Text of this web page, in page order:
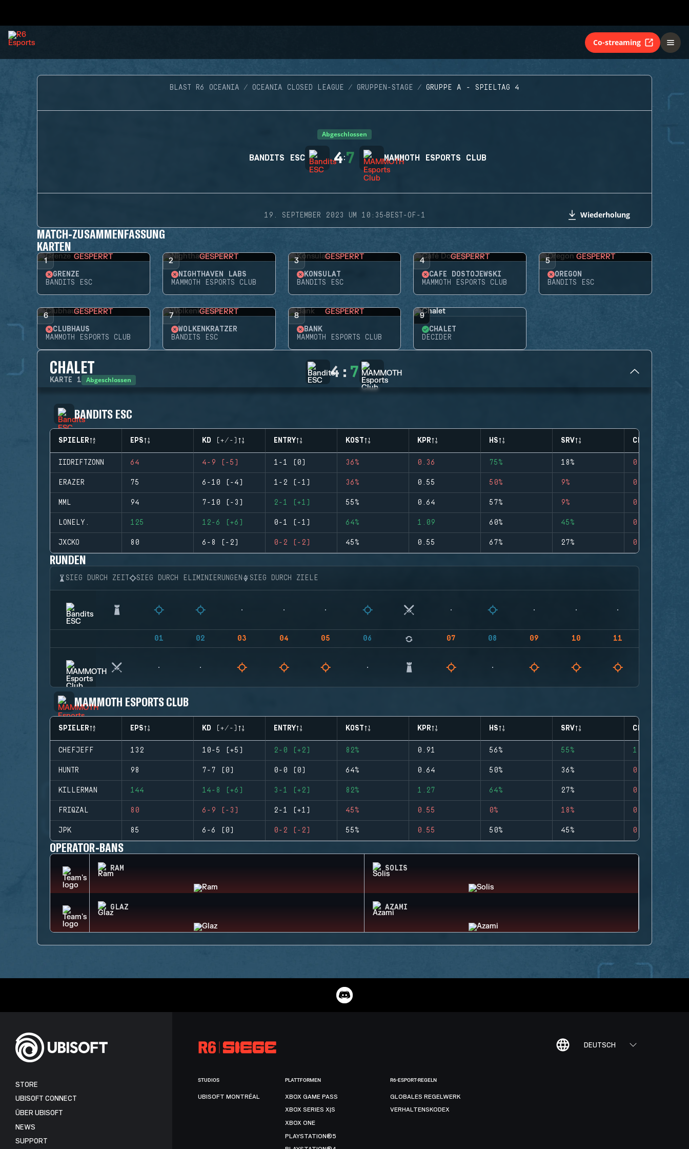
Co-streaming
BLAST R6 OCEANIA OCEANIA CLOSED LEAGUE GRUPPEN-STAGE GRUPPE A - SPIELTAG 4
Abgeschlossen
BANDITS ESC 4:7 MAMMOTH ESPORTS CLUB
19. SEPTEMBER 2023 UM 10:35·BEST-OF-1 Wiederholung
MATCH-ZUSAMMENFASSUNG
KARTEN
1 GESPERRT
GRENZE
BANDITS ESC
2 GESPERRT
NIGHTHAVEN LABS
MAMMOTH ESPORTS CLUB
3 GESPERRT
KONSULAT
BANDITS ESC
4 GESPERRT
CAFÉ DOSTOJEWSKI
MAMMOTH ESPORTS CLUB
5 GESPERRT
OREGON
BANDITS ESC
6 GESPERRT
CLUBHAUS
MAMMOTH ESPORTS CLUB
7 GESPERRT
WOLKENKRATZER
BANDITS ESC
8 GESPERRT
BANK
MAMMOTH ESPORTS CLUB
9
CHALET
DECIDER
CHALET
KARTE 1 Abgeschlossen 4 : 7
BANDITS ESC
SPIELER EPS KD (+/-) ENTRY KOST KPR HS SRV CLUTCHES
IIDRIFTZONN 64 4-9 (-5) 1-1 (0) 36% 0.36 75% 18% 0
ERAZER 75 6-10 (-4) 1-2 (-1) 36% 0.55 50% 9% 0
MML 94 7-10 (-3) 2-1 (+1) 55% 0.64 57% 9% 0
LONELY. 125 12-6 (+6) 0-1 (-1) 64% 1.09 60% 45% 0
JXCKO 80 6-8 (-2) 0-2 (-2) 45% 0.55 67% 27% 0
RUNDEN
SIEG DURCH ZEIT SIEG DURCH ELIMINIERUNGEN SIEG DURCH ZIELE
01 02 03 04 05 06 07 08 09 10 11
MAMMOTH ESPORTS CLUB
SPIELER EPS KD (+/-) ENTRY KOST KPR HS SRV CLUTCHES
CHEFJEFF 132 10-5 (+5) 2-0 (+2) 82% 0.91 56% 55% 1
HUNTR 98 7-7 (0) 0-0 (0) 64% 0.64 50% 36% 0
KILLERMAN 144 14-8 (+6) 3-1 (+2) 82% 1.27 64% 27% 0
FRIQZAL 80 6-9 (-3) 2-1 (+1) 45% 0.55 0% 18% 0
JPK 85 6-6 (0) 0-2 (-2) 55% 0.55 50% 45% 0
OPERATOR-BANS
RAM SOLIS
GLAZ AZAMI
DEUTSCH
STORE
UBISOFT CONNECT
ÜBER UBISOFT
NEWS
SUPPORT
STUDIOS
UBISOFT MONTRÉAL
PLATTFORMEN
XBOX GAME PASS
XBOX SERIES X|S
XBOX ONE
PLAYSTATION®5
R6-ESPORT-REGELN
GLOBALES REGELWERK
VERHALTENSKODEX